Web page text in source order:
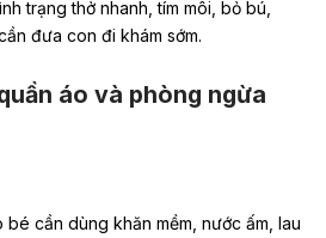
trạng thở nhanh, tím môi, bỏ bú,
đưa con đi khám sớm.
áo và phòng ngừa
bé cần dùng khăn mềm, nước ấm, lau